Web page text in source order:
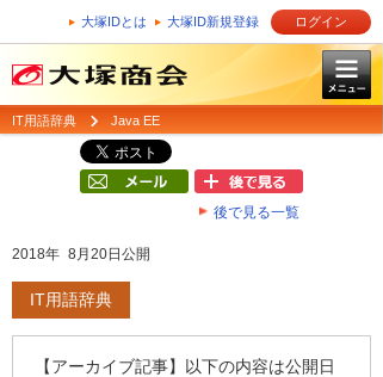
大塚IDとは 大塚ID新規登録 ログイン
IT用語辞典 Java EE
後で見る一覧
2018年 8月20日公開
IT用語辞典
【アーカイブ記事】以下の内容は公開日